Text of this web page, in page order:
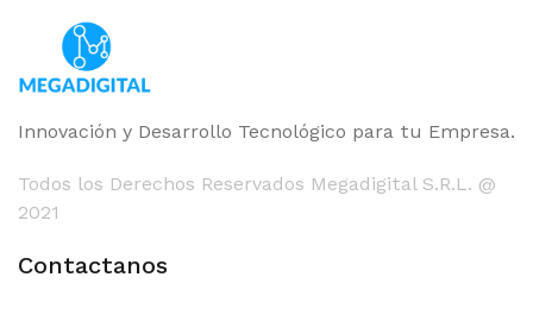
Innovación y Desarrollo Tecnológico para tu Empresa.
Todos los Derechos Reservados Megadigital S.R.L. @
2021
Contactanos